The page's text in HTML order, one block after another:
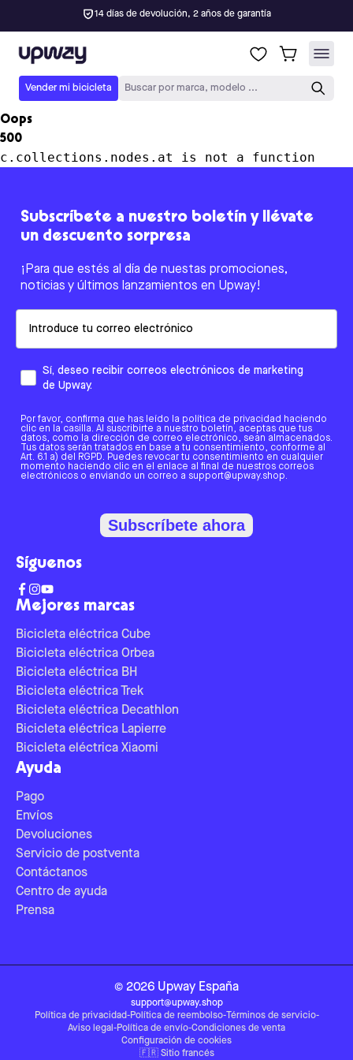
14 días de devolución, 2 años de garantía
Upway
Vender mi bicicleta Buscar por marca, modelo ...
Oops
500
c.collections.nodes.at is not a function
Mejores marcas
Bicicleta eléctrica Cube
Bicicleta eléctrica Orbea
Bicicleta eléctrica BH
Bicicleta eléctrica Trek
Bicicleta eléctrica Decathlon
Bicicleta eléctrica Lapierre
Bicicleta eléctrica Xiaomi
Ayuda
Pago
Envíos
Devoluciones
Servicio de postventa
Contáctanos
Centro de ayuda
Prensa
Subscríbete a nuestro boletín y llévate
un descuento sorpresa
¡Para que estés al día de nuestas promociones,
noticias y últimos lanzamientos en Upway!
Sí, deseo recibir correos electrónicos de marketing
de Upway.
Por favor, confirma que has leído la política de privacidad haciendo
clic en la casilla. Al suscribirte a nuestro boletín, aceptas que tus
datos, como la dirección de correo electrónico, sean almacenados.
Tus datos serán tratados en base a tu consentimiento, conforme al
Art. 6.1 a) del RGPD. Puedes revocar tu consentimiento en cualquier
momento haciendo clic en el enlace al final de nuestros correos
electrónicos o enviando un correo a support@upway.shop.
Subscríbete ahora
Síguenos
© 2026 Upway España
support@upway.shop
Política de privacidad-Política de reembolso-Términos de servicio-
Aviso legal -Política de envío-Condiciones de venta
Configuración de cookies
🇫🇷 Sitio francés